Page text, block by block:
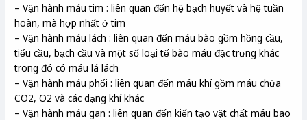
– Vận hành máu tim : liên quan đến hệ bạch huyết và hệ tuần
hoàn, mà hợp nhất ở tim
– Vận hành máu lách : liên quan đến máu bào gồm hồng cầu,
tiểu cầu, bạch cầu và một số loại tế bào máu đặc trưng khác
trong đó có máu lá lách
– Vận hành máu phổi : liên quan đến máu khí gồm máu chứa
CO2, O2 và các dạng khí khác
– Vận hành máu gan : liên quan đến kiến tạo vật chất máu bao